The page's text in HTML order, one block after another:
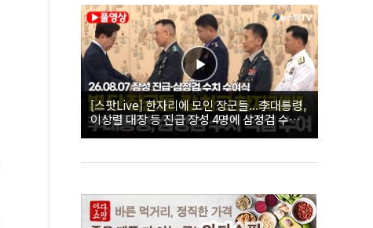
[스팟Live] 한자리에 모인 장군들...李대통령,
이상렬 대장 등 진급 장성 4명에 삼정검 수치
직접 수여｜26.08.07 장성 진급·삼정검 수치